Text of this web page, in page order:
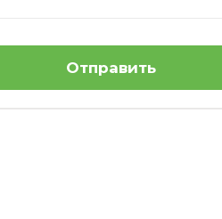
Отправить